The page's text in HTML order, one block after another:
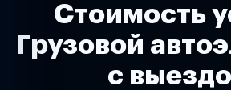
Стоимость
Грузовой
с